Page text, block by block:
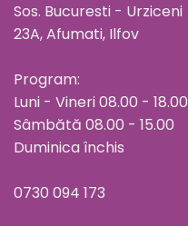
Sos. Bucuresti - Urziceni
23A, Afumati, Ilfov
Program:
Luni - Vineri 08.00 - 18.00
Sâmbătă 08.00 - 15.00
Duminica închis
0730 094 173